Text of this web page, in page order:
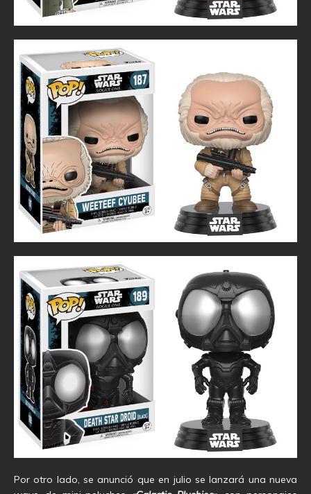
Por otro lado, se anunció que en julio se lanzará una nueva